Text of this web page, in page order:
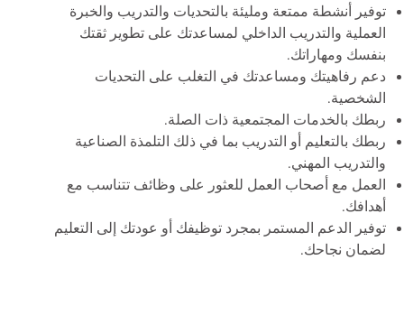
توفير أنشطة ممتعة ومليئة بالتحديات والتدريب والخبرة
العملية والتدريب الداخلي لمساعدتك على تطوير ثقتك
بنفسك ومهاراتك.
دعم رفاهيتك ومساعدتك في التغلب على التحديات
الشخصية.
ربطك بالخدمات المجتمعية ذات الصلة.
ربطك بالتعليم أو التدريب بما في ذلك التلمذة الصناعية
والتدريب المهني.
العمل مع أصحاب العمل للعثور على وظائف تتناسب مع
أهدافك.
توفير الدعم المستمر بمجرد توظيفك أو عودتك إلى التعليم
لضمان نجاحك.